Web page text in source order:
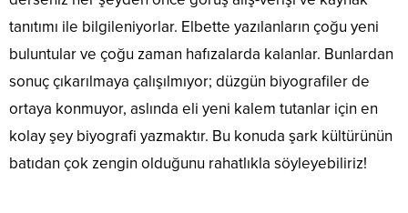
tanıtımı ile bilgileniyorlar. Elbette yazılanların çoğu yeni
buluntular ve çoğu zaman hafızalarda kalanlar. Bunlardan
sonuç çıkarılmaya çalışılmıyor; düzgün biyografiler de
ortaya konmuyor, aslında eli yeni kalem tutanlar için en
kolay şey biyografi yazmaktır. Bu konuda şark kültürünün
batıdan çok zengin olduğunu rahatlıkla söyleyebiliriz!